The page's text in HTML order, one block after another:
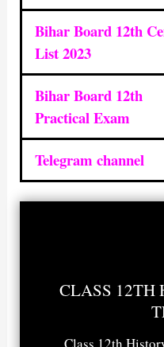
Bihar Board 12th
List 2023
Bihar Board 12th
Practical Exam
Telegram channel
CLASS 12TH
Class 12th